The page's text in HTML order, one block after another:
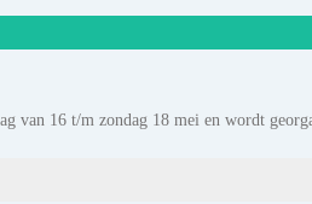
van 16 t/m zondag 18 mei en wordt